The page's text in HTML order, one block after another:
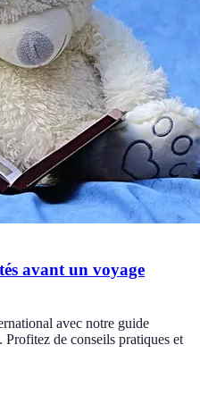
avant un voyage
avec notre guide
Profitez de conseils pratiques et